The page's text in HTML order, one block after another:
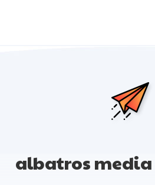
albatros